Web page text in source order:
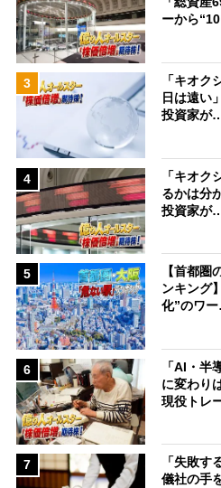
ーから
3
「キオク
日は遠い
投資家が
4
「キオク
るかは分
投資家が
5
【首都圏
ンキング
化”のワ
6
「AI・半
に変わり
現役トレ
7
「失敗す
儀社の手